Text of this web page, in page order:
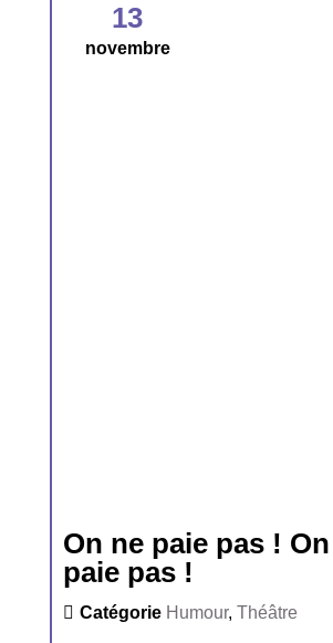
13
novembre
On ne paie pas !
paie pas !
Catégorie Humour, Théâtre